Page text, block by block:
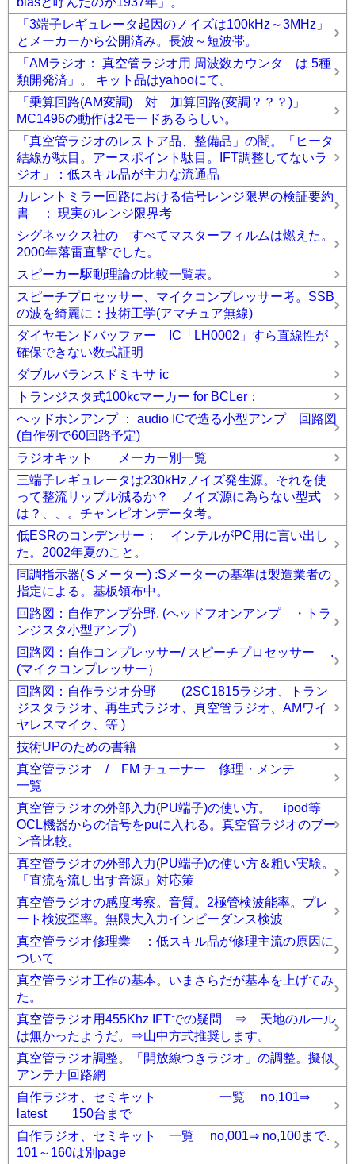
「3端子レギュレータ起因のノイズは100kHz～3MHz」
とメーカーから公開済み。長波～短波帯。
「AMラジオ： 真空管ラジオ用 周波数カウンタ は 5種
類開発済」。 キット品はyahooにて。
「乗算回路(AM変調) 対 加算回路(変調？？？)」
MC1496の動作は2モードあるらしい。
「真空管ラジオのレストア品、整備品」の闇。「ヒータ
結線が駄目。アースポイント駄目。IFT調整してないラ
ジオ」：低スキル品が主力な流通品
カレントミラー回路における信号レンジ限界の検証要約
書 ： 現実のレンジ限界考
シグネックス社の すべてマスターフィルムは燃えた。
2000年落雷直撃でした。
スピーカー駆動理論の比較一覧表。
スピーチプロセッサー、マイクコンプレッサー考。SSB
の波を綺麗に：技術工学(アマチュア無線)
ダイヤモンドバッファー IC「LH0002」すら直線性が
確保できない数式証明
ダブルバランスドミキサ ic
トランジスタ式100kcマーカー for BCLer：
ヘッドホンアンプ ： audio ICで造る小型アンプ 回路図
(自作例で60回路予定)
ラジオキット メーカー別一覧
三端子レギュレータは230kHzノイズ発生源。それを使
って整流リップル減るか？ ノイズ源に為らない型式
は？、、。チャンピオンデータ考。
低ESRのコンデンサー： インテルがPC用に言い出し
た。2002年夏のこと。
同調指示器(Ｓメーター) :Sメーターの基準は製造業者の
指定による。基板領布中。
回路図：自作アンプ分野. (ヘッドフオンアンプ ・トラ
ンジスタ小型アンプ）
回路図：自作コンプレッサー/ スピーチプロセッサー .
(マイクコンプレッサー）
回路図：自作ラジオ分野 (2SC1815ラジオ、トラン
ジスタラジオ、再生式ラジオ、真空管ラジオ、AMワイ
ヤレスマイク、等 )
技術UPのための書籍
真空管ラジオ / FM チューナー 修理・メンテ
一覧
真空管ラジオの外部入力(PU端子)の使い方。 ipod等
OCL機器からの信号をpuに入れる。真空管ラジオのブー
ン音比較。
真空管ラジオの外部入力(PU端子)の使い方＆粗い実験。
「直流を流し出す音源」対応策
真空管ラジオの感度考察。音質。2極管検波能率。プレ
ート検波歪率。無限大入力インピーダンス検波
真空管ラジオ修理業 ：低スキル品が修理主流の原因に
ついて
真空管ラジオ工作の基本。いまさらだが基本を上げてみ
た。
真空管ラジオ用455Khz IFTでの疑問 ⇒ 天地のルール
は無かったようだ。⇒山中方式推奨します。
真空管ラジオ調整。「開放線つきラジオ」の調整。擬似
アンテナ回路網
自作ラジオ、セミキット 一覧 no,101⇒
latest 150台まで
自作ラジオ、セミキット 一覧 no,001⇒ no,100まで.
101～160は別page